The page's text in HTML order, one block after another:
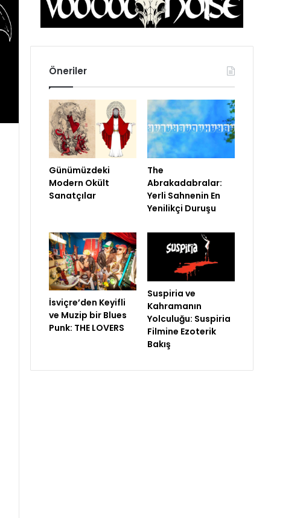
Öneriler
Günümüzdeki
Modern Okült
Sanatçılar
The
Abrakadabralar:
Yerli Sahnenin En
Yenilikçi Duruşu
İsviçre’den Keyifli
ve Muzip bir Blues
Punk: THE LOVERS
Suspiria ve
Kahramanın
Yolculuğu: Suspiria
Filmine Ezoterik
Bakış